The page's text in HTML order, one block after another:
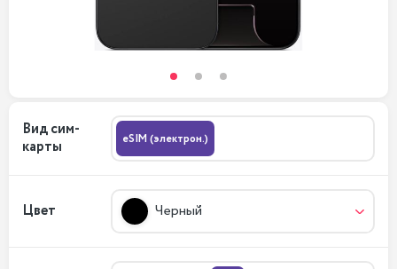
Вид сим-
карты
eSIM (электрон.)
Цвет Черный